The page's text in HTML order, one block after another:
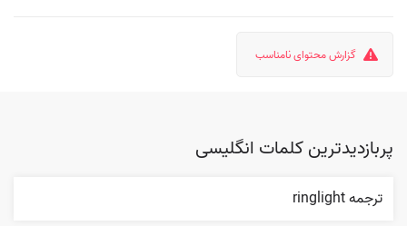
گزارش محتوای نامناسب
پربازدیدترین کلمات انگلیسی
ترجمه ringlight